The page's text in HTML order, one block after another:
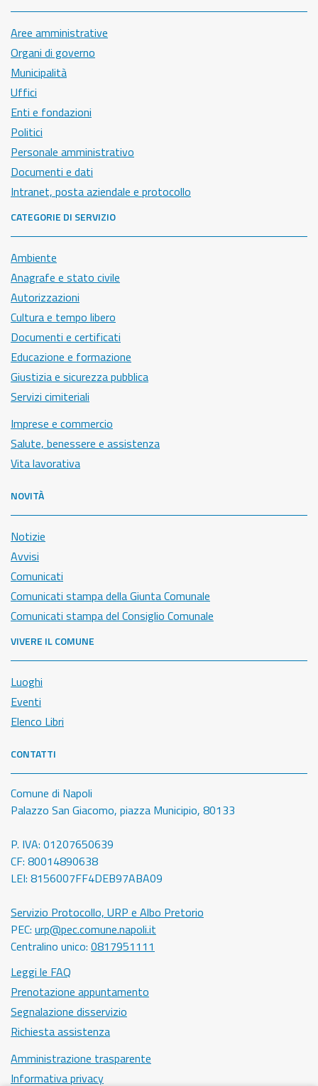
Aree amministrative
Organi di governo
Municipalità
Uffici
Enti e fondazioni
Politici
Personale amministrativo
Documenti e dati
Intranet, posta aziendale e protocollo
CATEGORIE DI SERVIZIO
Ambiente
Anagrafe e stato civile
Autorizzazioni
Cultura e tempo libero
Documenti e certificati
Educazione e formazione
Giustizia e sicurezza pubblica
Servizi cimiteriali
Imprese e commercio
Salute, benessere e assistenza
Vita lavorativa
NOVITÀ
Notizie
Avvisi
Comunicati
Comunicati stampa della Giunta Comunale
Comunicati stampa del Consiglio Comunale
VIVERE IL COMUNE
Luoghi
Eventi
Elenco Libri
CONTATTI
Comune di Napoli
Palazzo San Giacomo, piazza Municipio, 80133
P. IVA: 01207650639
CF: 80014890638
LEI: 8156007FF4DEB97ABA09
Servizio Protocollo, URP e Albo Pretorio
PEC: urp@pec.comune.napoli.it
Centralino unico: 0817951111
Leggi le FAQ
Prenotazione appuntamento
Segnalazione disservizio
Richiesta assistenza
Amministrazione trasparente
Informativa privacy